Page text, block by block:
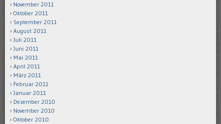
November 2011
Oktober 2011
September 2011
August 2011
Juli 2011
Juni 2011
Mai 2011
April 2011
März 2011
Februar 2011
Januar 2011
Dezember 2010
November 2010
Oktober 2010